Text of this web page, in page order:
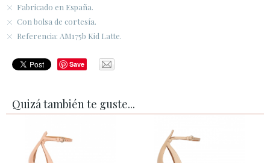
Fabricado en España.
Con bolsa de cortesía.
Referencia: AM175b Kid Latte.
Save
Quizá también te guste...